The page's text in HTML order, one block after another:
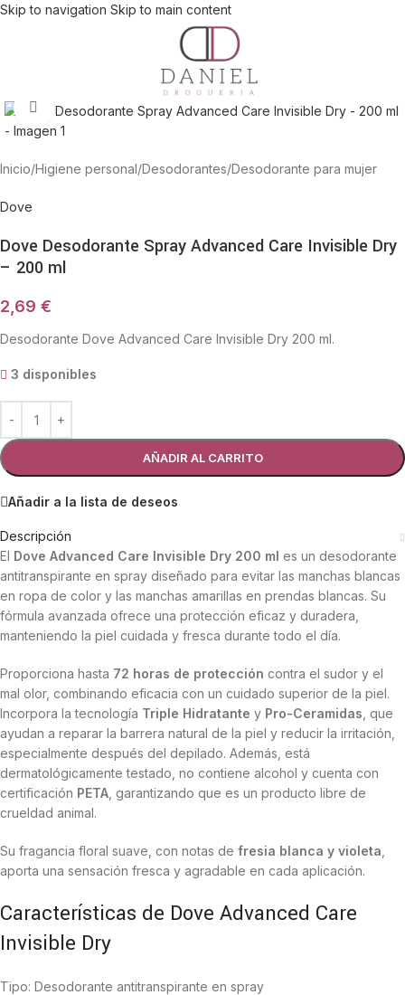
Skip to navigation Skip to main content
Haga Click para agrandar
Inicio/Higiene personal/Desodorantes/Desodorante para mujer
Dove
Dove Desodorante Spray Advanced Care Invisible Dry
– 200 ml
2,69 €
Desodorante Dove Advanced Care Invisible Dry 200 ml.
3 disponibles
AÑADIR AL CARRITO
Añadir a la lista de deseos
Descripción
El Dove Advanced Care Invisible Dry 200 ml es un desodorante
antitranspirante en spray diseñado para evitar las manchas blancas
en ropa de color y las manchas amarillas en prendas blancas. Su
fórmula avanzada ofrece una protección eficaz y duradera,
manteniendo la piel cuidada y fresca durante todo el día.
Proporciona hasta 72 horas de protección contra el sudor y el
mal olor, combinando eficacia con un cuidado superior de la piel.
Incorpora la tecnología Triple Hidratante y Pro-Ceramidas , que
ayudan a reparar la barrera natural de la piel y reducir la irritación,
especialmente después del depilado. Además, está
dermatológicamente testado, no contiene alcohol y cuenta con
certificación PETA , garantizando que es un producto libre de
crueldad animal.
Su fragancia floral suave, con notas de fresia blanca y violeta
aporta una sensación fresca y agradable en cada aplicación.
Características de Dove Advanced Care
Invisible Dry
Tipo: Desodorante antitranspirante en spray